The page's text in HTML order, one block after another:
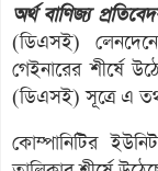
অর্থ বাণিজ্য
(ডিএসই)
গেইনারের শীর্ষে
(ডিএসই) সূত্রে এ
কোম্পানিটির